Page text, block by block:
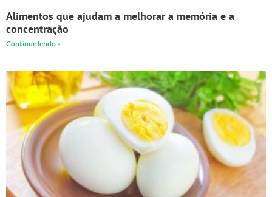
Alimentos que ajudam a melhorar a memória e a
concentração
Continue lendo »